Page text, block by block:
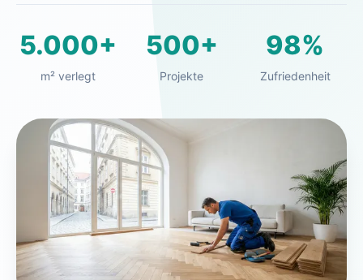
5.000+
m² verlegt
500+
Projekte
98%
Zufriedenheit